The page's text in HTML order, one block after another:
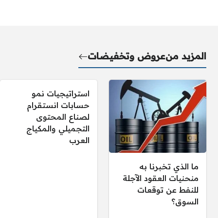
المزيد منعروض وتخفيضات
ما الذي تخبرنا به
منحنيات العقود الآجلة
للنفط عن توقعات
السوق؟
استراتيجيات نمو
حسابات انستقرام
لصناع المحتوى
التجميلي والمكياج
العرب